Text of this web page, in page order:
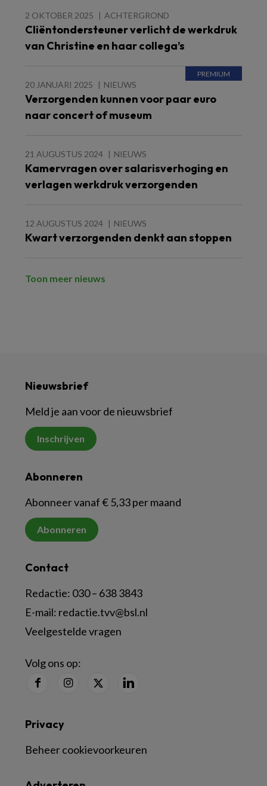
2 OKTOBER 2025 ACHTERGROND
Cliëntondersteuner verlicht de werkdruk
van Christine en haar collega’s
20 JANUARI 2025 NIEUWS
Verzorgenden kunnen voor paar euro
naar concert of museum
21 AUGUSTUS 2024 NIEUWS
Kamervragen over salarisverhoging en
verlagen werkdruk verzorgenden
12 AUGUSTUS 2024 NIEUWS
Kwart verzorgenden denkt aan stoppen
Toon meer nieuws
Nieuwsbrief
Meld je aan voor de nieuwsbrief
Inschrijven
Abonneren
Abonneer vanaf € 5,33 per maand
Abonneren
Contact
Redactie: 030 – 638 3843
E-mail: redactie.tvv@bsl.nl
Veelgestelde vragen
Volg ons op:
Privacy
Beheer cookievoorkeuren